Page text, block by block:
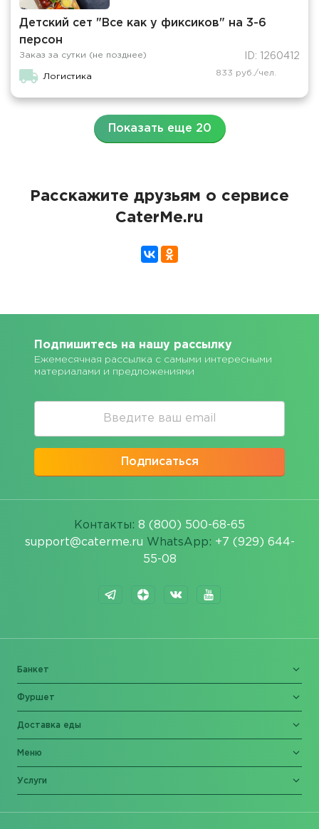
Детский сет "Все как у фиксиков" на 3-6
персон
Заказ за сутки (не позднее) ID: 1260412
Логистика 833 руб./чел.
Показать еще 20
Расскажите друзьям о сервисе
CaterMe.ru
Подпишитесь на нашу рассылку
Ежемесячная рассылка с самыми интересными
материалами и предложениями
Подписаться
Контакты: 8 (800) 500-68-65
support@caterme.ru WhatsApp: +7 (929) 644-
55-08
Банкет
Фуршет
Доставка еды
Меню
Услуги